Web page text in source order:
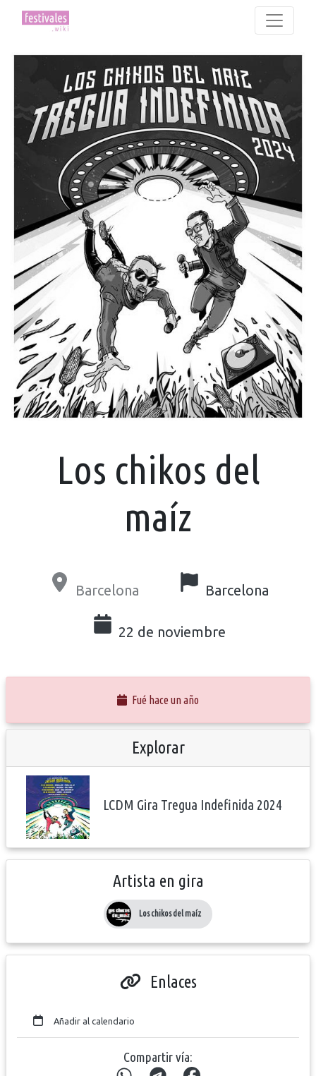
Los chikos del
maíz
Barcelona Barcelona
22 de noviembre
Fué hace un año
Explorar
LCDM Gira Tregua Indefinida 2024
Artista en gira
Los chikos del maíz
Enlaces
Añadir al calendario
Compartir vía: